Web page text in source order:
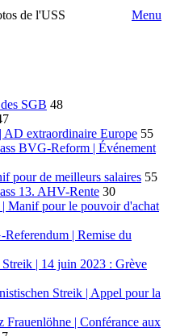
de l'USS
Menu
SGB 48
extraordinaire Europe 55
BVG-Reform | Événement
pour de meilleurs salaires 55
13. AHV-Rente 30
Manif pour le pouvoir d'achat
| Remise du
| 14 juin 2023 : Grève
Streik | Appel pour la
Frauenlöhne | Conférance aux